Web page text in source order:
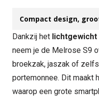
Compact design,
Dankzij het lichtgewicht
neem je de Melrose S9
broekzak, jaszak of
portemonnee. Dit maakt
waarop een grote